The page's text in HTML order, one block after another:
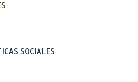
SOCIALES